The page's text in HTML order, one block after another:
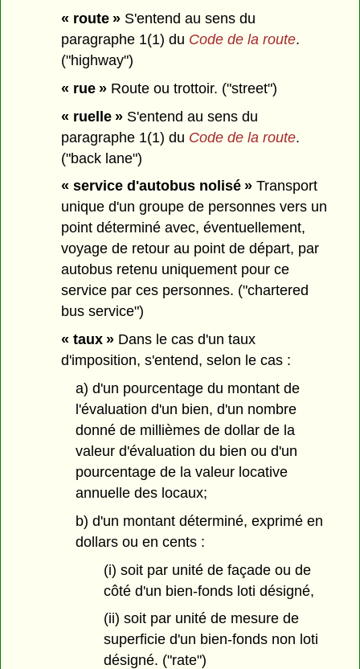
« route » S'entend au sens du
paragraphe 1(1) du Code de la route.
("highway")
« rue » Route ou trottoir. ("street")
« ruelle » S'entend au sens du
paragraphe 1(1) du Code de la route.
("back lane")
« service d'autobus nolisé » Transport
unique d'un groupe de personnes vers un
point déterminé avec, éventuellement,
voyage de retour au point de départ, par
autobus retenu uniquement pour ce
service par ces personnes. ("chartered
bus service")
« taux » Dans le cas d'un taux
d'imposition, s'entend, selon le cas :
a) d'un pourcentage du montant de
l'évaluation d'un bien, d'un nombre
donné de millièmes de dollar de la
valeur d'évaluation du bien ou d'un
pourcentage de la valeur locative
annuelle des locaux;
b) d'un montant déterminé, exprimé en
dollars ou en cents :
(i) soit par unité de façade ou de
côté d'un bien-fonds loti désigné,
(ii) soit par unité de mesure de
superficie d'un bien-fonds non loti
désigné. ("rate")